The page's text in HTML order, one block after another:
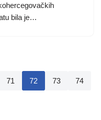
bila je…
71 72 73 74